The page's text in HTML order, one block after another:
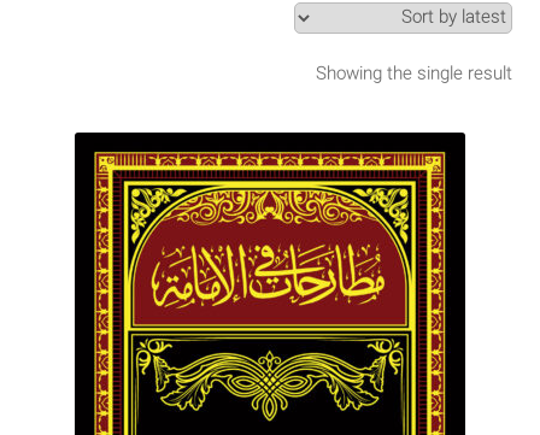
Search Results
Shop
برگه نمونه
برگه نمونه
تماس با ما
Showing the single result